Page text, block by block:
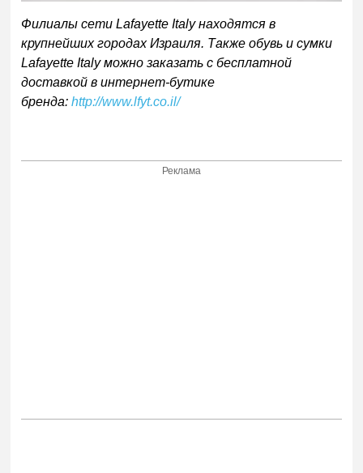
Филиалы сети Lafayette Italy находятся в
крупнейших городах Израиля. Также обувь и сумки
Lafayette Italy можно заказать с бесплатной
доставкой в интернет-бутике
бренда:http://www.lfyt.co.il/
Реклама